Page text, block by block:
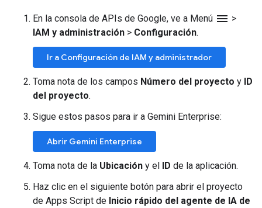
En la consola de APIs de Google, ve a Menú menu >
IAM y administración > Configuración.
Ir a Configuración de IAM y administrador
Toma nota de los campos Número del proyecto y ID
del proyecto.
Sigue estos pasos para ir a Gemini Enterprise:
Abrir Gemini Enterprise
Toma nota de la Ubicación y el ID de la aplicación.
Haz clic en el siguiente botón para abrir el proyecto
de Apps Script de Inicio rápido del agente de IA de